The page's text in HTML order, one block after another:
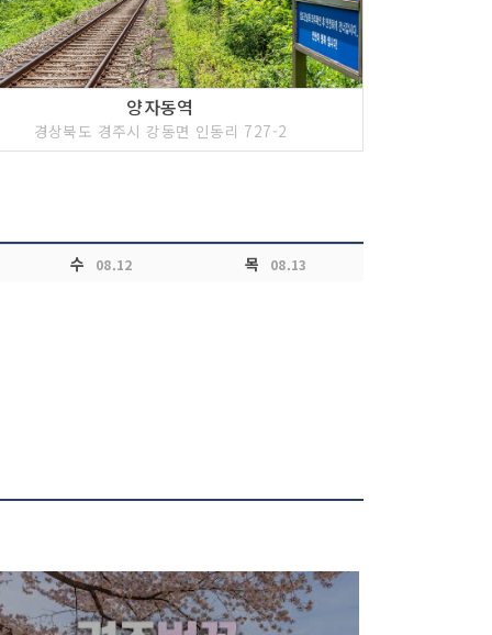
양자동역
경상북도 경주시 강동면 인동리 727-2
수 08.12 목 08.13